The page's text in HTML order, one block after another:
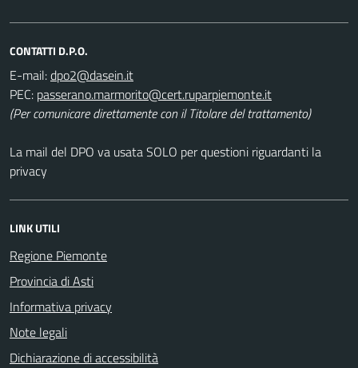
CONTATTI D.P.O.
E-mail:
PEC:
(Per comunicare direttamente con il Titolare del trattamento)
La mail del DPO va usata SOLO per questioni riguardanti la
privacy
LINK UTILI
Regione Piemonte
Provincia di Asti
Informativa privacy
Note legali
Dichiarazione di accessibilità